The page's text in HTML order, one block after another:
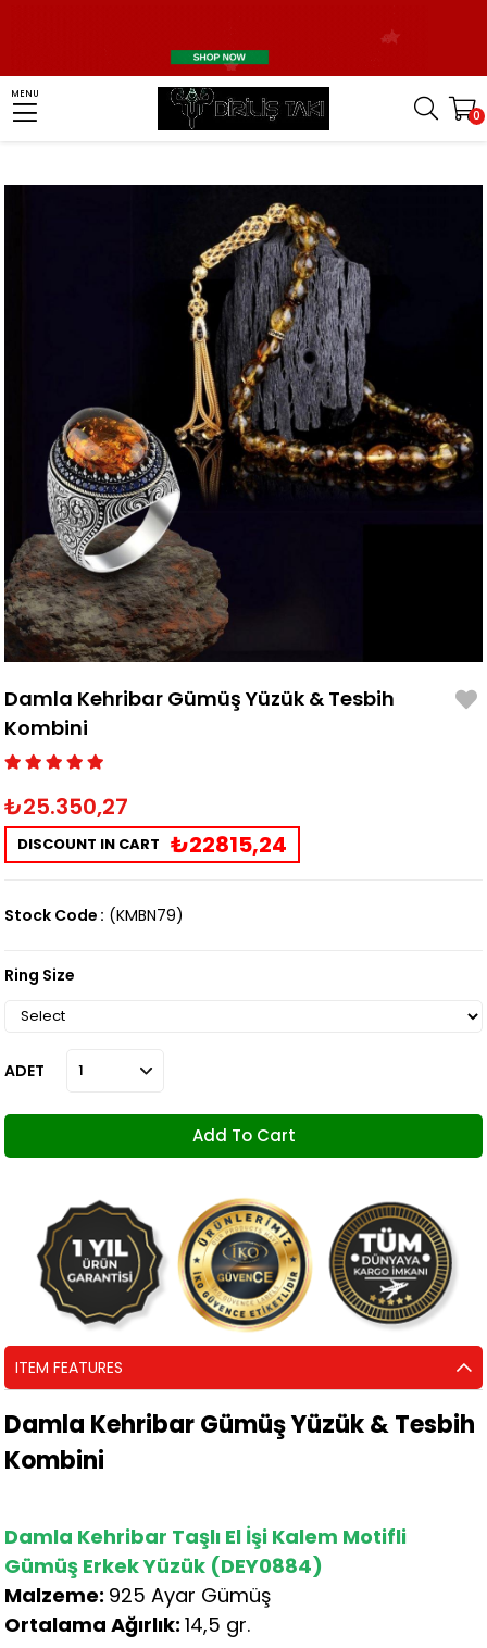
MENU
0
Silver Jewelry Combination Silver Ring and Rosary Combinations
Damla Kehribar Gümüş Yüzük & Tesbih Kombini
Damla Kehribar Gümüş Yüzük & Tesbih
Kombini
₺25.350,27
DISCOUNT IN CART ₺22815,24
Stock Code (KMBN79)
Ring Size
ADET
ITEM FEATURES
Damla Kehribar Gümüş Yüzük & Tesbih
Kombini
Damla Kehribar Taşlı El İşi Kalem Motifli
Gümüş Erkek Yüzük (DEY0884)
Malzeme: 925 Ayar Gümüş
Ortalama Ağırlık:14,5 gr.